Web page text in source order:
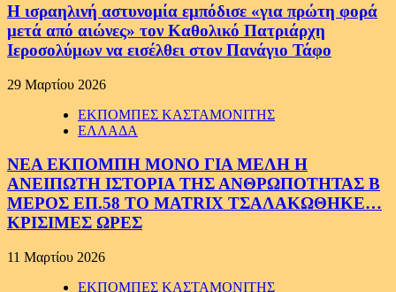
Η ισραηλινή αστυνομία εμπόδισε «για πρώτη φορά
μετά από αιώνες» τον Καθολικό Πατριάρχη
Ιεροσολύμων να εισέλθει στον Πανάγιο Τάφο
29 Μαρτίου 2026
ΕΚΠΟΜΠΕΣ ΚΑΣΤΑΜΟΝΙΤΗΣ
ΕΛΛΑΔΑ
ΝΕΑ ΕΚΠΟΜΠΗ ΜΟΝΟ ΓΙΑ ΜΕΛΗ Η
ΑΝΕΙΠΩΤΗ ΙΣΤΟΡΙΑ ΤΗΣ ΑΝΘΡΩΠΟΤΗΤΑΣ Β
ΜΕΡΟΣ ΕΠ.58 ΤΟ MATRIX ΤΣΑΛΑΚΩΘΗΚΕ…
ΚΡΙΣΙΜΕΣ ΩΡΕΣ
11 Μαρτίου 2026
ΕΚΠΟΜΠΕΣ ΚΑΣΤΑΜΟΝΙΤΗΣ